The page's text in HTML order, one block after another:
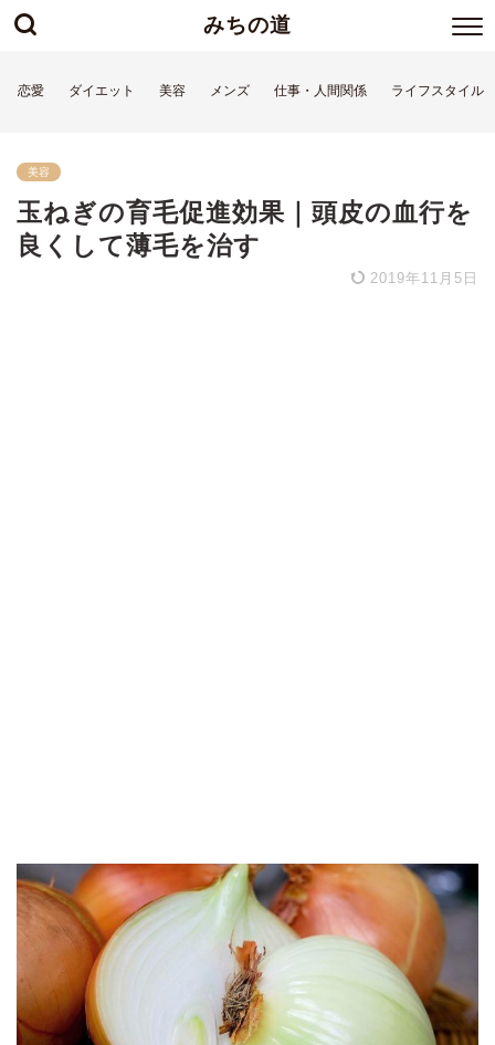
みちの道
恋愛 ダイエット 美容 メンズ 仕事・人間関係 ライフスタイル
美容
玉ねぎの育毛促進効果｜頭皮の血行を
良くして薄毛を治す
2019年11月5日